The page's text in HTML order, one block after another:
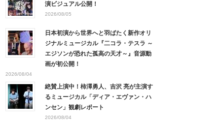
演ビジュアル公開！
2026/08/05
日本初演から世界へと羽ばたく新作オリ
ジナルミュージカル『二コラ・テスラ ～
エジソンが恐れた孤高の天才～』音源動
画が初公開！
2026/08/04
絶賛上演中！柿澤勇人、吉沢 亮が主演す
るミュージカル「ディア・エヴァン・ハ
ンセン」観劇レポート
2026/08/04